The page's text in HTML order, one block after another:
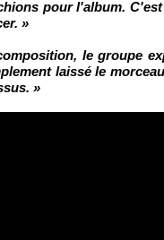
pour l'album.
»
le groupe
laissé le
»